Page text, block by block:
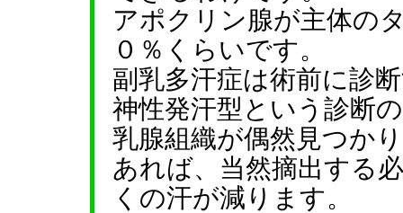
アポクリン腺が主体の
０％くらいです。
副乳多汗症は術前に診
神性発汗型という診断
乳腺組織が偶然見つか
あれば、当然摘出する
くの汗が減ります。